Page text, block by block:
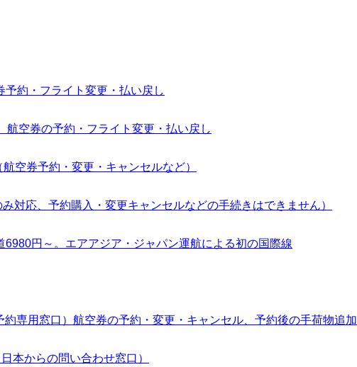
予約・フライト変更・払い戻し
航空券の予約・フライト変更・払い戻し
空券予約・変更・キャンセルなど）
対応、予約購入・変更キャンセルなどの手続きはできません）
円～。エアアジア・ジャパン運航による初の国際線
専用窓口）航空券の予約・変更・キャンセル、予約後の手荷物追加
本からの問い合わせ窓口）